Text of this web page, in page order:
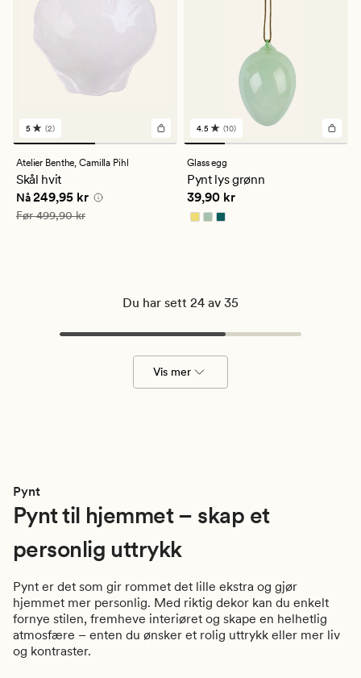
2
anmeldelser
med
en
gjennomsnittlig
vurdering
på
5
5 (2)
Atelier Benthe,Camilla Pihl
Skål hvit
Nåværende pris
Nå249,95 kr
Vanlig pris 499,90 kr
Før499,90 kr
10
anmeldelser
med
gjennomsnittlig
vurdering
på
4.5
4.5 (10)
Glass egg
Pynt lys grønn
Pris 39,90 kr
39,90 kr
Du har sett 24 av 35
Vis mer
Pynt
Pynt til hjemmet – skap et
personlig uttrykk
Pynt er det som gir rommet det lille ekstra og gjør
hjemmet mer personlig. Med riktig dekor kan du enkelt
fornye stilen, fremheve interiøret og skape en helhetlig
atmosfære – enten du ønsker et rolig uttrykk eller mer liv
og kontraster.